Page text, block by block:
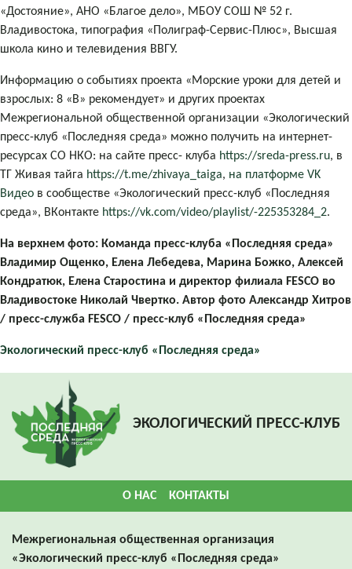
«Достояние», АНО «Благое дело», МБОУ СОШ № 52 г.
Владивостока, типография «Полиграф-Сервис-Плюс», Высшая
школа кино и телевидения ВВГУ.
Информацию о событиях проекта «Морские уроки для детей и
взрослых: 8 «В» рекомендует» и других проектах
Межрегиональной общественной организации «Экологический
пресс-клуб «Последняя среда» можно получить на интернет-
ресурсах СО НКО: на сайте пресс- клуба https://sreda-press.ru, в
ТГ Живая тайга https://t.me/zhivaya_taiga, на платформе VK
Видео в сообществе «Экологический пресс-клуб «Последняя
среда», ВКонтакте https://vk.com/video/playlist/-225353284_2.
На верхнем фото: Команда пресс-клуба «Последняя среда»
Владимир Ощенко, Елена Лебедева, Марина Божко, Алексей
Кондратюк, Елена Старостина и директор филиала FESCO во
Владивостоке Николай Чвертко. Автор фото Александр Хитров
/ пресс-служба FESCO / пресс-клуб «Последняя среда»
Экологический пресс-клуб «Последняя среда»
ЭКОЛОГИЧЕСКИЙ ПРЕСС-КЛУБ
О НАС КОНТАКТЫ
Межрегиональная общественная организация
«Экологический пресс-клуб «Последняя среда»